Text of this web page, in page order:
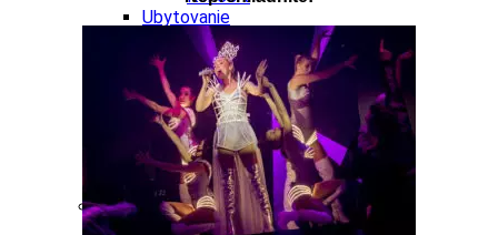
Ubytovanie
Pobyty
Wellness
Gastro
Kultúra a tradície
Kúpele
Šport a agroturistika
Školstvo
Ekonomika obchod a doprava
Banskobystrický kraj
Tipy